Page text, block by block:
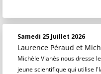
Samedi 25 Juillet 2026
Laurence Péraud et
Michèle Vianès nous dresse
jeune scientifique qui utilise